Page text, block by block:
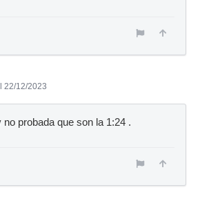
22/12/2023
no probada que son la 1:24 .